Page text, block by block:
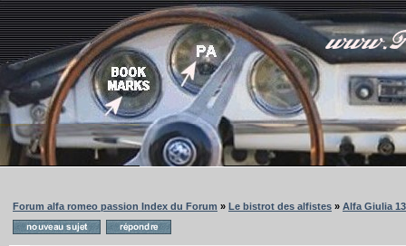
Forum alfa romeo passion Index du Forum » Le bistrot des alfistes » Alfa Giulia